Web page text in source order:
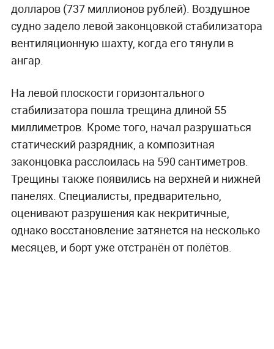
долларов (737 миллионов рублей). Воздушное
судно задело левой законцовкой стабилизатора
вентиляционную шахту, когда его тянули в
ангар.
На левой плоскости горизонтального
стабилизатора пошла трещина длиной 55
миллиметров. Кроме того, начал разрушаться
статический разрядник, а композитная
законцовка расслоилась на 590 сантиметров.
Трещины также появились на верхней и нижней
панелях. Специалисты, предварительно,
оценивают разрушения как некритичные,
однако восстановление затянется на несколько
месяцев, и борт уже отстранён от полётов.